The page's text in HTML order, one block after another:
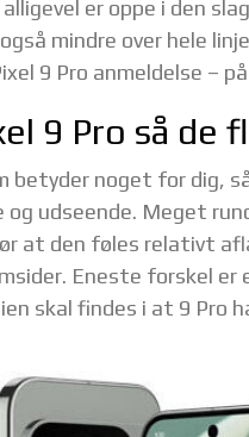
alligevel er oppe i den
mindre over hele
9 Pro anmeldelse –
9 Pro så de
betyder noget for dig,
og udseende. Meget
at den føles relativt
Eneste forskel er
skal findes i at 9 Pro